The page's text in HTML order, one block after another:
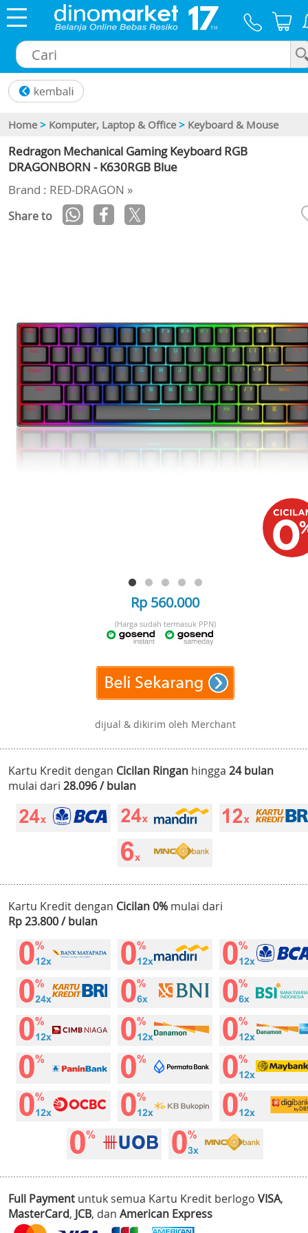
Home > Komputer, Laptop & Office > Keyboard & Mouse
Redragon Mechanical Gaming Keyboard RGB
DRAGONBORN - K630RGB Blue
Brand : RED-DRAGON »
Share to
Rp 560.000
(Harga sudah termasuk PPN)
dijual & dikirim oleh Merchant
Kartu Kredit dengan Cicilan Ringan hingga 24 bulan
mulai dari 28.096 / bulan
Kartu Kredit dengan Cicilan 0% mulai dari
Rp 23.800 / bulan
Full Payment untuk semua Kartu Kredit berlogo VISA,
MasterCard, JCB, dan American Express